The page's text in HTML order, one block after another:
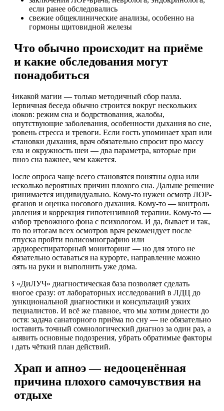
если ранее обследовались
свежие общеклинические анализы, особенно на
гормоны щитовидной железы
Что обычно происходит на приёме
и какие обследования могут
понадобиться
Никакой магии — только методичный сбор пазла.
Первичная беседа обычно строится вокруг нескольких
блоков: режим сна и бодрствования, жалобы,
сопутствующие заболевания, особенности дыхания во сне,
уровень стресса и тревоги. Если гость упоминает храп или
остановки дыхания, врач обязательно спросит про массу
тела и окружность шеи — два параметра, которые при
апноэ сна важнее, чем кажется.
После опроса чаще всего становятся понятны одна или
несколько вероятных причин плохого сна. Дальше решение
принимается индивидуально. Кому-то нужен осмотр ЛОР-
органов и оценка носового дыхания. Кому-то — контроль
давления и коррекция гипотензивной терапии. Кому-то —
разбор тревожного фона с психологом. И да, бывает и так,
что по итогам всех осмотров врач рекомендует после
отпуска пройти полисомнографию или
кардиореспираторный мониторинг — но для этого не
обязательно оставаться на курорте, направление можно
взять на руки и выполнить уже дома.
В «ДиЛУЧ» диагностическая база позволяет сделать
многое сразу: от лабораторных исследований в ЛДЦ до
функциональной диагностики и консультаций узких
специалистов. И всё же главное, что мы хотим донести до
гостя: задача санаторного приёма по сну — не обязательно
поставить точный сомнологический диагноз за один раз, а
выявить основные подозрения, убрать обратимые факторы
и дать чёткий план действий.
Храп и апноэ — недооценённая
причина плохого самочувствия на
отдыхе